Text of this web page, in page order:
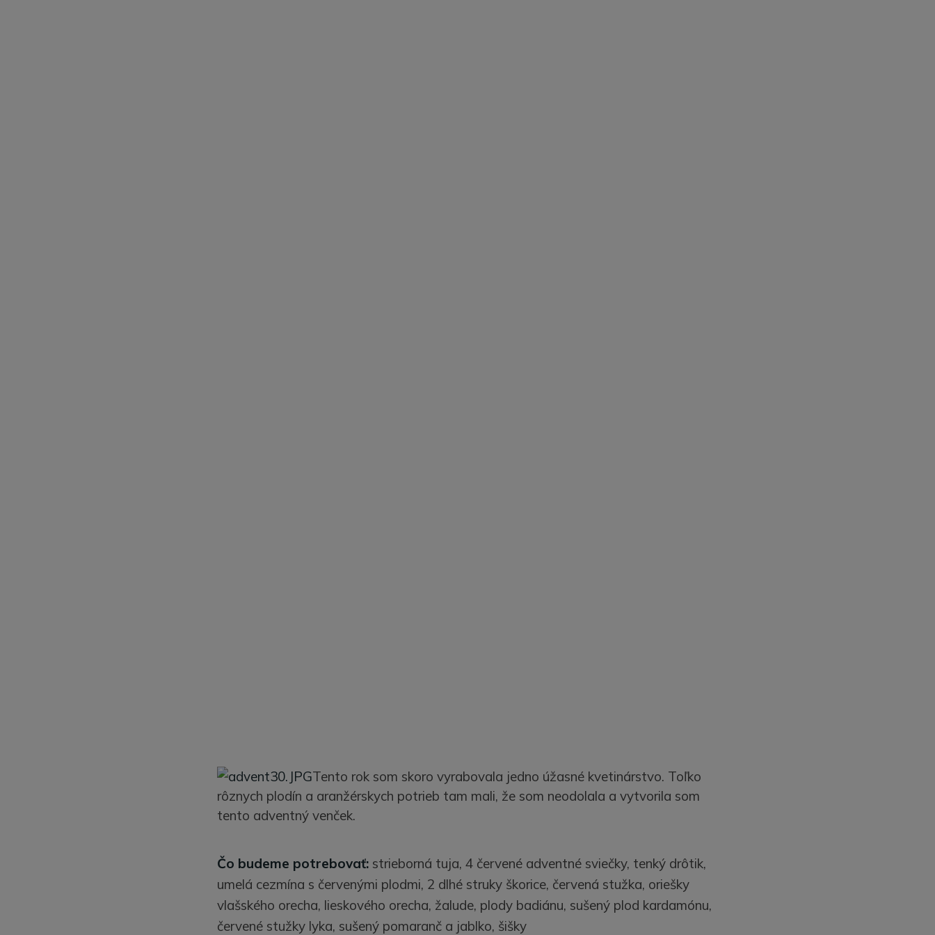
Tento rok som skoro vyrabovala jedno úžasné kvetinárstvo. Toľko
rôznych plodín a aranžérskych potrieb tam mali, že som neodolala a vytvorila som
tento adventný venček.
Čo budeme potrebovať: strieborná tuja, 4 červené adventné sviečky, tenký drôtik,
umelá cezmína s červenými plodmi, 2 dlhé struky škorice, červená stužka, oriešky
vlašského orecha, lieskového orecha, žalude, plody badiánu, sušený plod kardamónu,
červené stužky lyka, sušený pomaranč a jablko, šišky